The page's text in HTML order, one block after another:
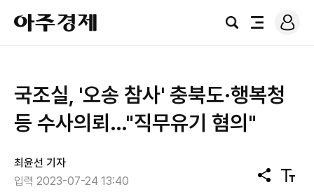
아
주
경
검
전
로
그
국조실, '오송 참사' 충북도·행복청
등 수사의뢰…"직무유기 혐의"
최윤선 기자
입력 2023-07-24 13:40
공
텍